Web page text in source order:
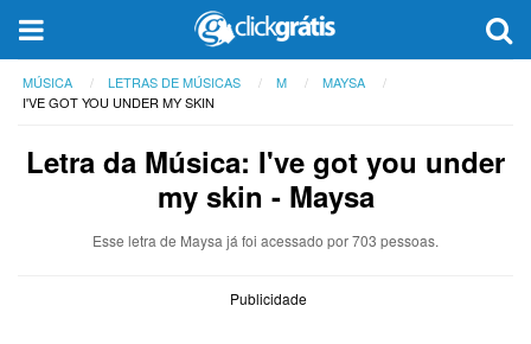
MÚSICA LETRAS DE MÚSICAS M
MAYSA
I'VE GOT YOU UNDER MY SKIN
Letra da Música: I've got you under
my skin - Maysa
Esse letra de Maysa já foi acessado por 703 pessoas.
Publicidade